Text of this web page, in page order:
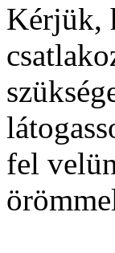
Kérjük,
fel